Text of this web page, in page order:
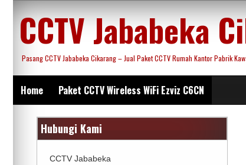
content
CCTV Jababeka
Pasang CCTV Jababeka Cikarang – Jual Paket CCTV Rumah Kantor Pabrik
Home Paket CCTV Wireless WiFi Ezviz C6CN
Hubungi Kami
CCTV Jababeka